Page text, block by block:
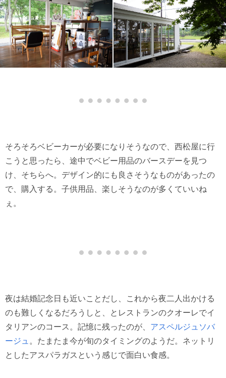
そろそろベビーカーが必要になりそうなので、西松屋に行
こうと思ったら、途中でベビー用品のバースデーを見つ
け、そちらへ。デザイン的にも良さそうなものがあったの
で、購入する。子供用品、楽しそうなのが多くていいね
ぇ。
夜は結婚記念日も近いことだし、これから夜二人出かける
のも難しくなるだろうしと、とレストランのクオーレでイ
タリアンのコース。記憶に残ったのが、 アスペルジュソバ
ージュ。たまたま今が旬のタイミングのようだ。ネットリ
としたアスパラガスという感じで面白い食感。